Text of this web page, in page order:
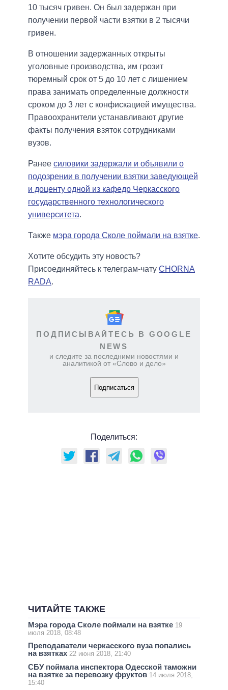
10 тысяч гривен. Он был задержан при
получении первой части взятки в 2 тысячи
гривен.
В отношении задержанных открыты
уголовные производства, им грозит
тюремный срок от 5 до 10 лет с лишением
права занимать определенные должности
сроком до 3 лет с конфискацией имущества.
Правоохранители устанавливают другие
факты получения взяток сотрудниками
вузов.
Ранее силовики задержали и объявили о
подозрении в получении взятки заведующей
и доценту одной из кафедр Черкасского
государственного технологического
университета.
Также мэра города Сколе поймали на взятке.
Хотите обсудить эту новость?
Присоединяйтесь к телеграм-чату CHORNA
RADA.
ПОДПИСЫВАЙТЕСЬ В GOOGLE
NEWS
и следите за последними новостями и
аналитикой от «Слово и дело»
Подписаться
Поделиться:
ЧИТАЙТЕ ТАКЖЕ
Мэра города Сколе поймали на взятке 19
июля 2018, 08:48
Преподаватели черкасского вуза попались
на взятках 22 июня 2018, 21:40
СБУ поймала инспектора Одесской таможни
на взятке за перевозку фруктов 14 июля 2018,
15:40